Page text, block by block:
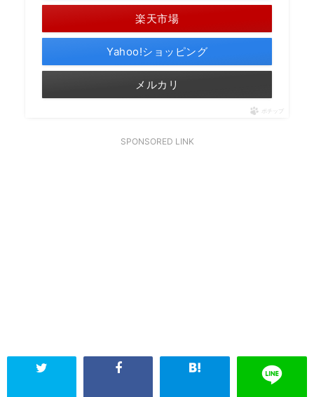
楽天市場
Yahoo!ショッピング
メルカリ
ポチップ
SPONSORED LINK